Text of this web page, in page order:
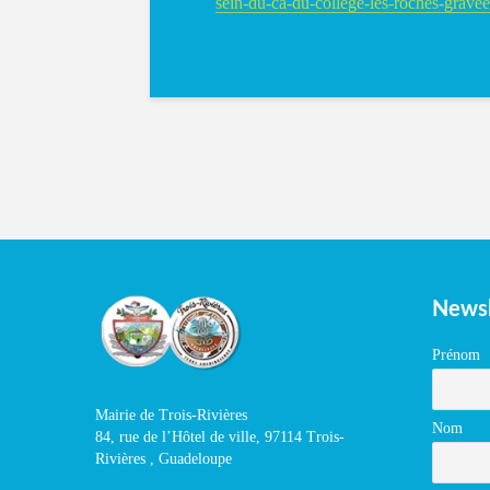
Mairie de Trois-Rivières
84, rue de l’Hôtel de ville, 97114 Trois-
Rivières , Guadeloupe
Prénom
Nom